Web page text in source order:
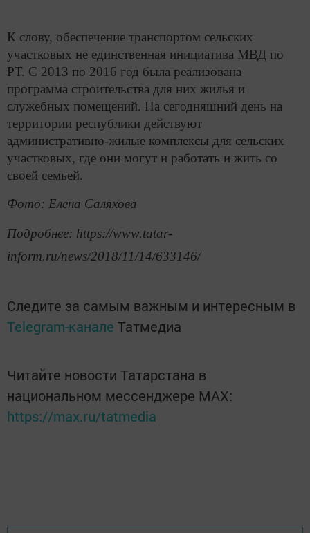
К слову, обеспечение транспортом сельских
участковых не единственная инициатива МВД по
РТ. С 2013 по 2016 год была реализована
программа строительства для них жилья и
служебных помещений. На сегодняшний день на
территории республики действуют
административно-жилые комплексы для сельских
участковых, где они могут и работать и жить со
своей семьей.
Фото: Елена Саляхова
Подробнее: https://www.tatar-
inform.ru/news/2018/11/14/633146/
Следите за самым важным и интересным в
Telegram-канале Татмедиа
Читайте новости Татарстана в
национальном мессенджере MАХ:
https://max.ru/tatmedia